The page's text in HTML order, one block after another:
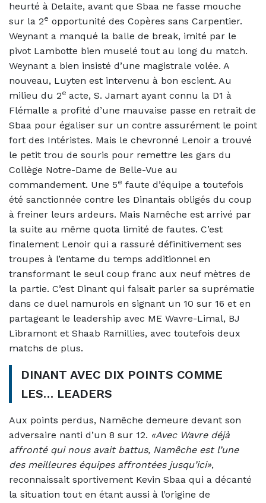
heurté à Delaite, avant que Sbaa ne fasse mouche
sur la 2e opportunité des Copères sans Carpentier.
Weynant a manqué la balle de break, imité par le
pivot Lambotte bien muselé tout au long du match.
Weynant a bien insisté d’une magistrale volée. A
nouveau, Luyten est intervenu à bon escient. Au
milieu du 2e acte, S. Jamart ayant connu la D1 à
Flémalle a profité d’une mauvaise passe en retrait de
Sbaa pour égaliser sur un contre assurément le point
fort des Intéristes. Mais le chevronné Lenoir a trouvé
le petit trou de souris pour remettre les gars du
Collège Notre-Dame de Belle-Vue au
commandement. Une 5e faute d’équipe a toutefois
été sanctionnée contre les Dinantais obligés du coup
à freiner leurs ardeurs. Mais Namêche est arrivé par
la suite au même quota limité de fautes. C’est
finalement Lenoir qui a rassuré définitivement ses
troupes à l’entame du temps additionnel en
transformant le seul coup franc aux neuf mètres de
la partie. C’est Dinant qui faisait parler sa suprématie
dans ce duel namurois en signant un 10 sur 16 et en
partageant le leadership avec ME Wavre-Limal, BJ
Libramont et Shaab Ramillies, avec toutefois deux
matchs de plus.
DINANT AVEC DIX POINTS COMME
LES… LEADERS
Aux points perdus, Namêche demeure devant son
adversaire nanti d’un 8 sur 12. «Avec Wavre déjà
affronté qui nous avait battus, Namêche est l’une
des meilleures équipes affrontées jusqu’ici»,
reconnaissait sportivement Kevin Sbaa qui a décanté
la situation tout en étant aussi à l’origine de